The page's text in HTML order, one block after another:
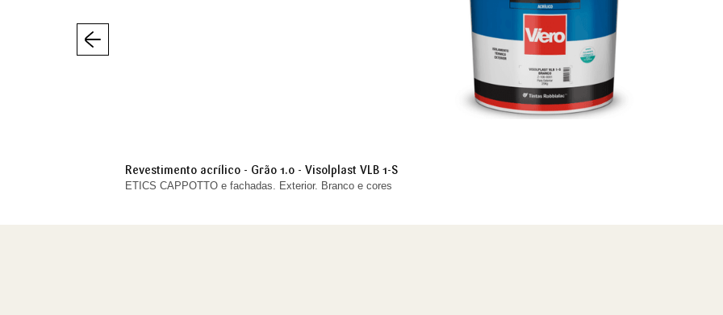
Revestimento acrílico - Grão 1.0 - Visolplast VLB 1-S
ETICS CAPPOTTO e fachadas. Exterior. Branco e cores